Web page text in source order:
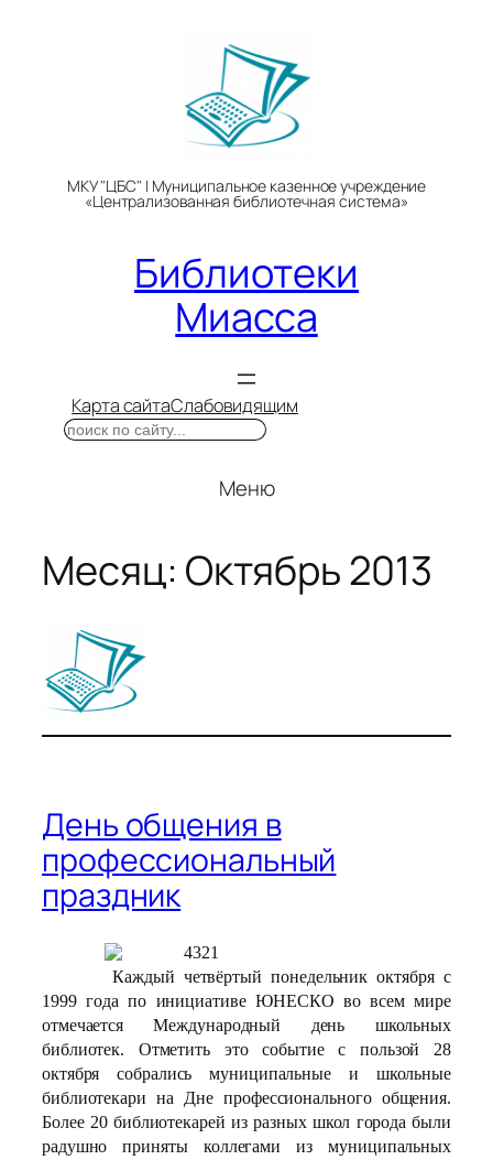
МКУ "ЦБС" | Муниципальное казенное учреждение
«Централизованная библиотечная система»
Библиотеки
Миасса
Карта сайтаСлабовидящим
Поиск
Меню
Месяц: Октябрь 2013
День общения в
профессиональный
праздник
Каждый четвёртый понедельник октября с
1999 года по инициативе ЮНЕСКО во всем мире
отмечается Международный день школьных
библиотек. Отметить это событие с пользой 28
октября собрались муниципальные и школьные
библиотекари на Дне профессионального общения.
Более 20 библиотекарей из разных школ города были
радушно приняты коллегами из муниципальных